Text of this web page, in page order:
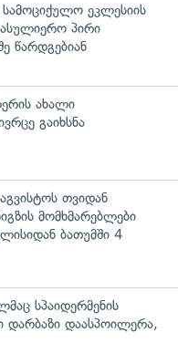
ეკლესიის
პირი
წარდგებიან
ახალი
გაიხსნა
თვიდან
მომხმარებლები
ბათუმში 4
სპაიდერმენის
დარბაზი დაასპოილერა,